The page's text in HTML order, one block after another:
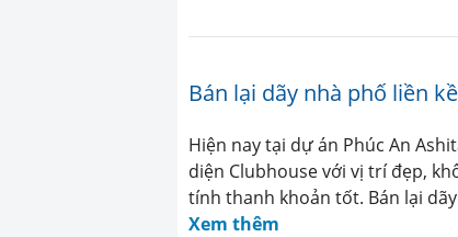
Bán lại dãy nhà phố liền
Hiện nay tại dự án Phúc An
diện Clubhouse với vị trí đẹp,
tính thanh khoản tốt. Bán lại
Xem thêm